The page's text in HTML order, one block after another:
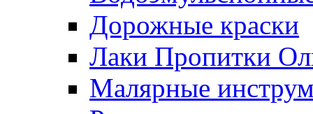
Дорожные краски
Лаки Пропитки
Малярные